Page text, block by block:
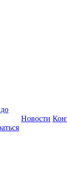
Новости